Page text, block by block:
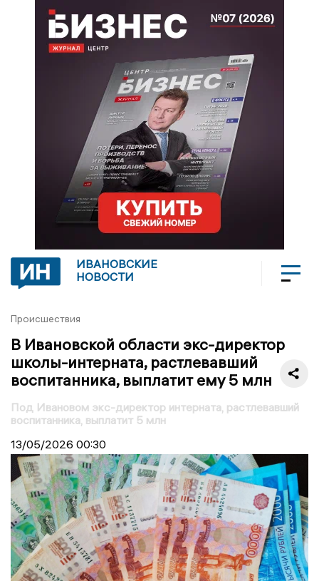
ИВАНОВСКИЕ
НОВОСТИ
Происшествия
В Ивановской области экс-директор
школы-интерната, растлевавший
воспитанника, выплатит ему 5 млн
Под Ивановом экс-директор интерната, растлевавший
воспитанника, выплатит 5 млн
13/05/2026 00:30